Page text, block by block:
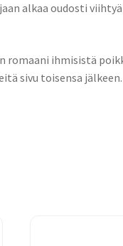
alkaa oudosti
romaani ihmisistä
sivu toisensa jälkeen.